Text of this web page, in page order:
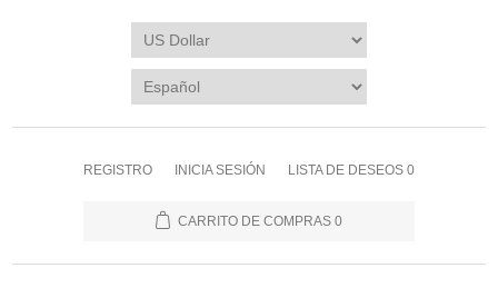
REGISTRO INICIA SESIÓN LISTA DE DESEOS 0
CARRITO DE COMPRAS 0